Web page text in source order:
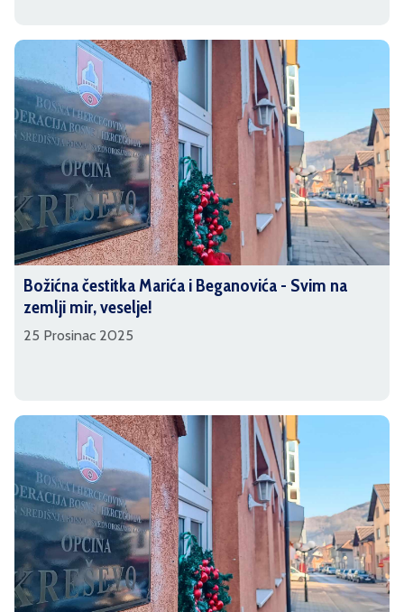
Božićna čestitka Marića i Beganovića - Svim na
zemlji mir, veselje!
25 Prosinac 2025